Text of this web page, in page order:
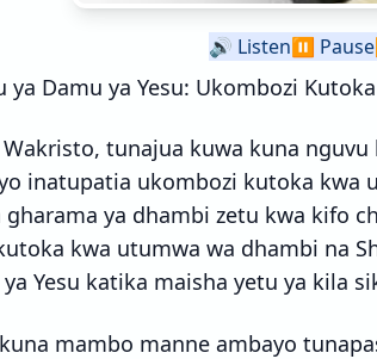
🔊 Listen⏸️ Pause
ya Damu ya Yesu: Ukombozi
Wakristo, tunajua kuwa kuna
inatupatia ukombozi kutoka kwa
ya dhambi zetu kwa kifo
kwa utumwa wa dhambi na
Yesu katika maisha yetu ya kila
mambo manne ambayo